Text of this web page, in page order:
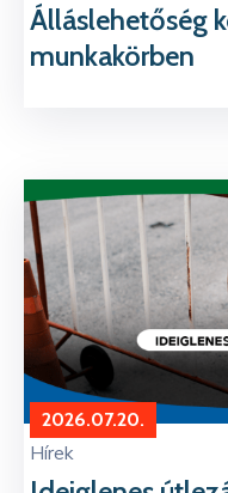
Álláslehetőség
munkakörben
2026.07.20.
Hírek